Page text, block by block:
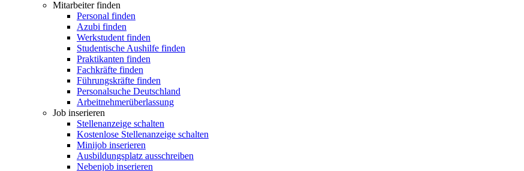
Mitarbeiter finden
Personal finden
Azubi finden
Werkstudent finden
Studentische Aushilfe finden
Praktikanten finden
Fachkräfte finden
Führungskräfte finden
Personalsuche Deutschland
Arbeitnehmerüberlassung
Job inserieren
Stellenanzeige schalten
Kostenlose Stellenanzeige schalten
Minijob inserieren
Ausbildungsplatz ausschreiben
Nebenjob inserieren